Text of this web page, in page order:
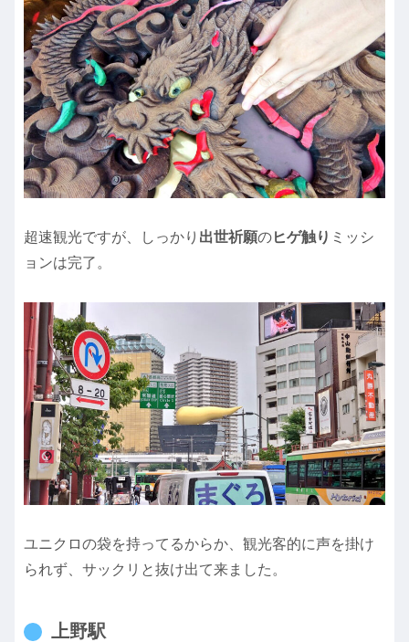
超速観光ですが、しっかり 出世祈願のヒゲ触り ミッシ
ョンは完了。
ユニクロの袋を持ってるからか、観光客的に声を掛け
られず、サックリと抜け出て来ました。
上野駅